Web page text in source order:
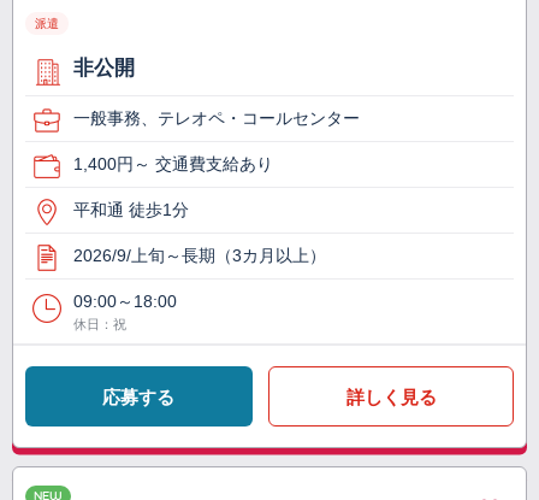
派遣
非公開
一般事務、テレオペ・コールセンター
1,400円～ 交通費支給あり
平和通 徒歩1分
2026/9/上旬～長期（3カ月以上）
09:00～18:00
休日：祝
応募する 詳しく見る
NEW